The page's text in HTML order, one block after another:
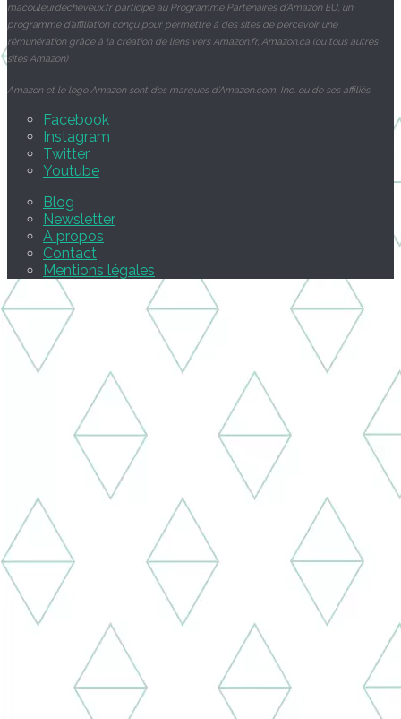
macouleurdecheveux.fr participe au Programme Partenaires d’Amazon EU, un
programme d’affiliation conçu pour permettre à des sites de percevoir une
rémunération grâce à la création de liens vers Amazon.fr, Amazon.ca (ou tous autres
sites Amazon)
Amazon et le logo Amazon sont des marques d’Amazon.com, Inc. ou de ses affiliés.
Facebook
Instagram
Twitter
Youtube
Blog
Newsletter
A propos
Contact
Mentions légales